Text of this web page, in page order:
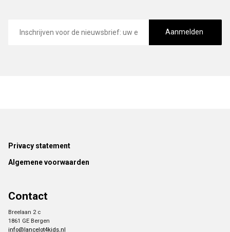
mailadres
Aanmelden
Footer
Privacy statement
Algemene voorwaarden
Contact
Breelaan 2 c
1861 GE Bergen
info@lancelot4kids.nl